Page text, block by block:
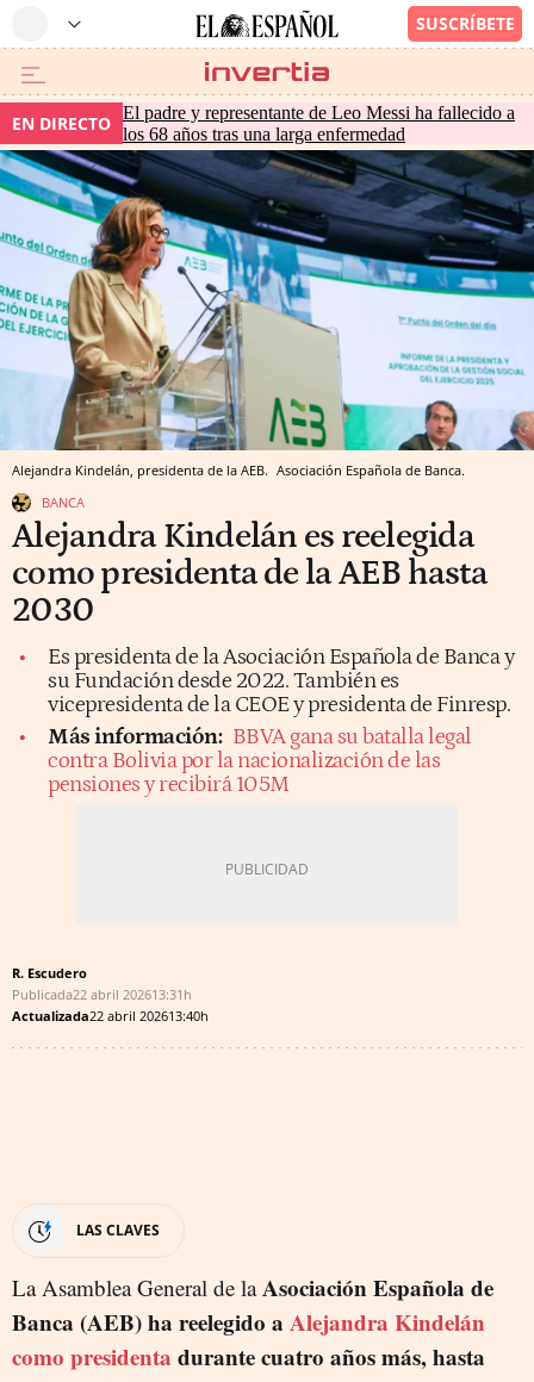
EN DIRECTO El padre y representante de Leo Messi ha fallecido a
los 68 años tras una larga enfermedad
Alejandra Kindelán, presidenta de la AEB. Asociación Española de Banca.
BANCA
Alejandra Kindelán es reelegida
como presidenta de la AEB hasta
2030
Es presidenta de la Asociación Española de Banca y
su Fundación desde 2022. También es
vicepresidenta de la CEOE y presidenta de Finresp.
Más información: BBVA gana su batalla legal
contra Bolivia por la nacionalización de las
pensiones y recibirá 105M
R. Escudero
Publicada22 abril 202613:31h
Actualizada22 abril 202613:40h
LAS CLAVES
La Asamblea General de laAsociación Española de
Banca (AEB) ha reelegido a Alejandra Kindelán
como presidenta durante cuatro años más, hasta